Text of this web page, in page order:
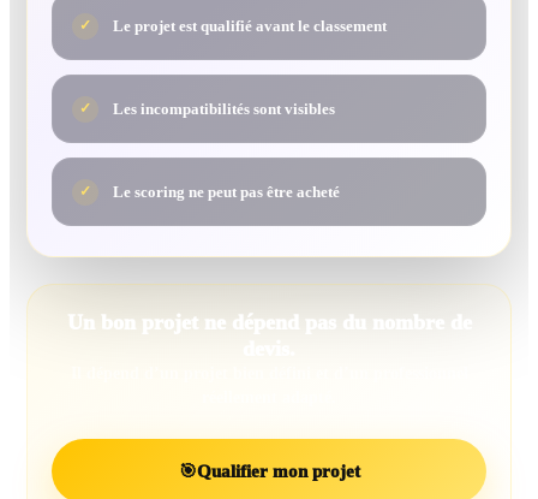
✓ Le projet est qualifié avant le classement
✓ Les incompatibilités sont visibles
✓ Le scoring ne peut pas être acheté
Un bon projet ne dépend pas du nombre de
🎯Qualifier mon projet